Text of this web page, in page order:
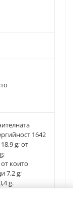
1642
g; от
които
7,2 g;
g.